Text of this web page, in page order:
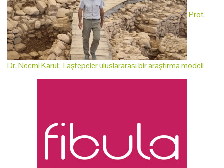
Prof.
Dr. Necmi Karul: Taştepeler uluslararası bir araştırma modeli